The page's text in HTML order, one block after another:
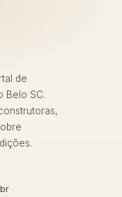
de
Belo SC.